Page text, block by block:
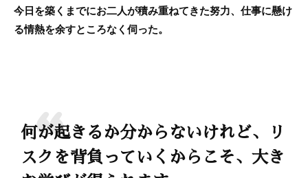
今日を築くまでにお二人が積み重ねてきた努力、仕事に懸け
る情熱を余すところなく伺った。
何が起きるか分からないけれど、リ
スクを背負っていくからこそ、大き